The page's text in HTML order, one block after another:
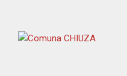
content